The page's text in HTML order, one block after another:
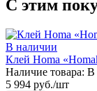
С этим
В наличии
Клей Homa
Наличие товара: В
5 994 руб./шт